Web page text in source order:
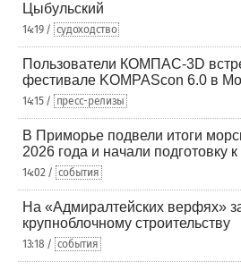
Цыбульский
14:19 / судоходство
Пользователи КОМПАС-3D
фестивале KOMPAScon 6.0 в
14:15 / пресс-релизы
В Приморье подвели итоги
2026 года и начали подготовку
14:02 / события
На «Адмиралтейских верфях»
крупноблочному строительству
13:18 / события